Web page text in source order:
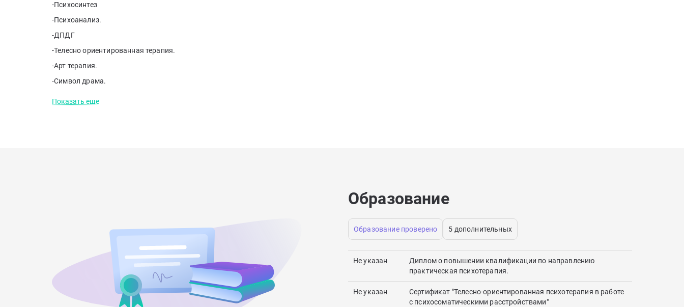
-Психосинтез
-Психоанализ.
-ДПДГ
-Телесно ориентированная терапия.
-Арт терапия.
-Символ драма.
Показать еще
Образование
Образование проверено 5 дополнительных
Не указан
Диплом о повышении квалификации по направлению
практическая психотерапия.
Не указан
Сертификат "Телесно-ориентированная психотерапия в работе
с психосоматическими расстройствами"